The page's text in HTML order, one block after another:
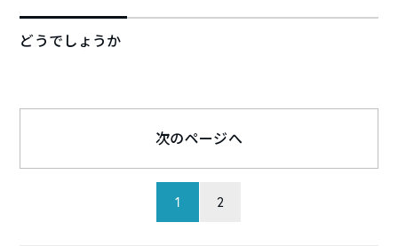
どうでしょうか
1 2
次のページへ